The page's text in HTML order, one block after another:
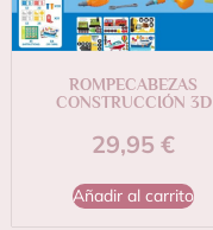
ROMPECABEZAS
CONSTRUCCIÓN 3D
29,95 €
Añadir al carrito